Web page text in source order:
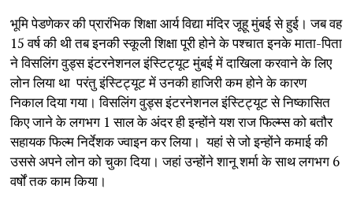
भूमि पेडणेकर की प्रारंभिक शिक्षा आर्य विद्या मंदिर जूहू मुंबई से हुई। जब वह
15 वर्ष की थी तब इनकी स्कूली शिक्षा पूरी होने के पश्चात इनके माता-पिता
ने विसलिंग वुड्स इंटरनेशनल इंस्टिट्यूट मुंबई में दाखिला करवाने के लिए
लोन लिया था परंतु इंस्टिट्यूट में उनकी हाजिरी कम होने के कारण
निकाल दिया गया। विसलिंग वुड्स इंटरनेशनल इंस्टिट्यूट से निष्कासित
किए जाने के लगभग 1 साल के अंदर ही इन्होंने यश राज फिल्म्स को बतौर
सहायक फिल्म निर्देशक ज्वाइन कर लिया। यहां से जो इन्होंने कमाई की
उससे अपने लोन को चुका दिया। जहां उन्होंने शानू शर्मा के साथ लगभग 6
वर्षों तक काम किया।